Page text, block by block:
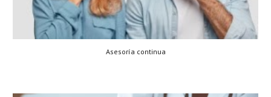
Asesoría continua